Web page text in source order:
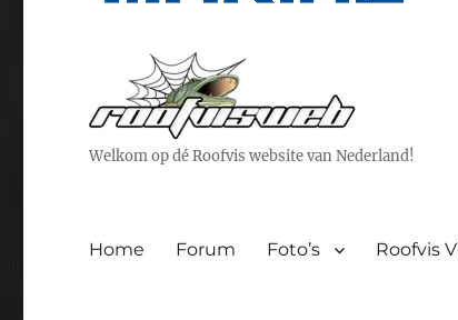
Welkom op dé Roofvis website van Nederland!
Home Forum Foto’s Roofvis